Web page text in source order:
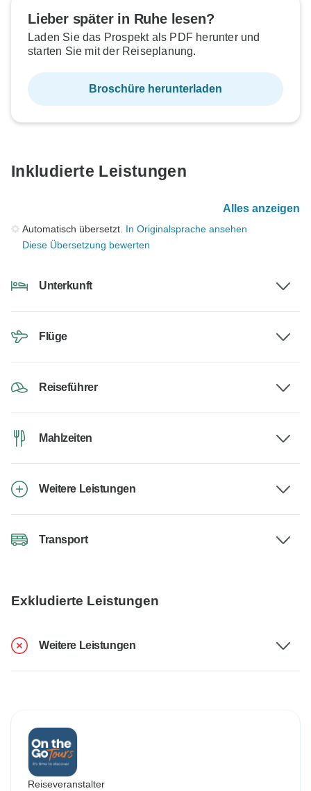
Lieber später in Ruhe lesen?
Laden Sie das Prospekt als PDF herunter und
starten Sie mit der Reiseplanung.
Broschüre herunterladen
Inkludierte Leistungen
Alles anzeigen
Automatisch übersetzt. In Originalsprache ansehen
Diese Übersetzung bewerten
Unterkunft
Flüge
Reiseführer
Mahlzeiten
Weitere Leistungen
Transport
Exkludierte Leistungen
Weitere Leistungen
Reiseveranstalter